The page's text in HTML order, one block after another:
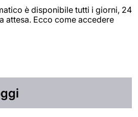
è disponibile tutti i giorni, 24
attesa. Ecco come accedere